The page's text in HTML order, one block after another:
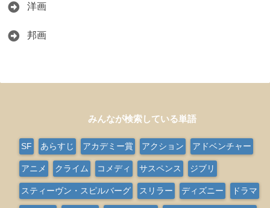
洋画
邦画
みんなが検索している単語
SF あらすじ アカデミー賞 アクション アドベンチャー
アニメ クライム コメディ サスペンス ジブリ
スティーヴン・スピルバーグ スリラー ディズニー ドラマ